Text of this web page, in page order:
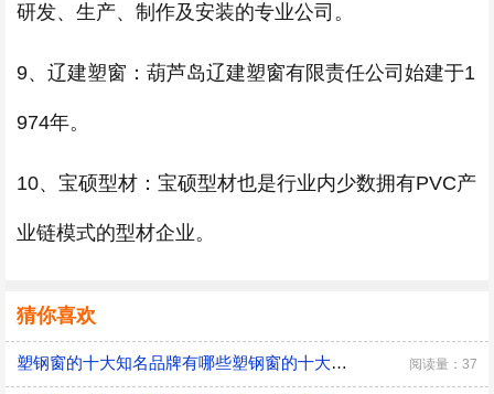
研发、生产、制作及安装的专业公司。
9、辽建塑窗：葫芦岛辽建塑窗有限责任公司始建于1
974年。
10、宝硕型材：宝硕型材也是行业内少数拥有PVC产
业链模式的型材企业。
猜你喜欢
塑钢窗的十大知名品牌有哪些塑钢窗的十大知名品牌都有什么 阅读量：37